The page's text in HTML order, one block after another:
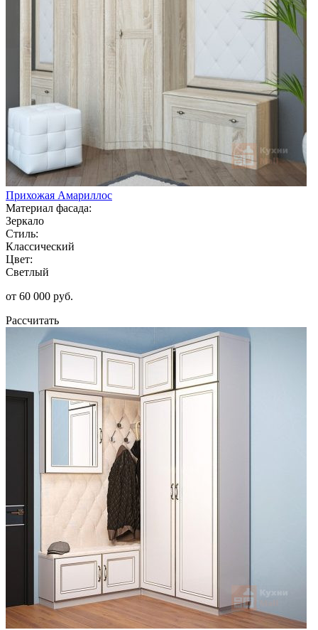
Прихожая Амариллос
Материал фасада:
Зеркало
Стиль:
Классический
Цвет:
Светлый
от 60 000 руб.
Рассчитать